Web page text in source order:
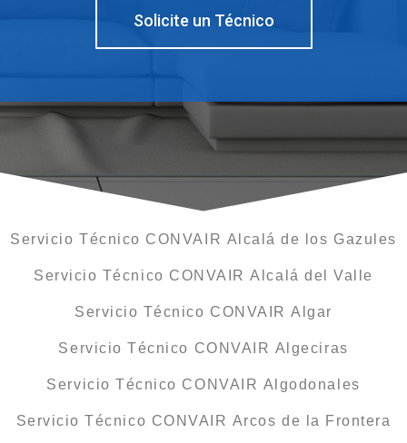
Solicite un Técnico
Servicio Técnico CONVAIR Alcalá de los Gazules
Servicio Técnico CONVAIR Alcalá del Valle
Servicio Técnico CONVAIR Algar
Servicio Técnico CONVAIR Algeciras
Servicio Técnico CONVAIR Algodonales
Servicio Técnico CONVAIR Arcos de la Frontera